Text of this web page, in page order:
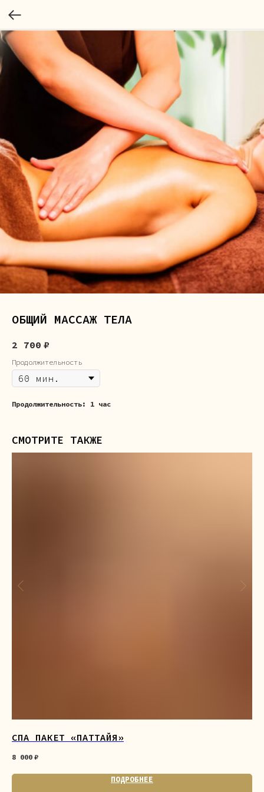
ОБЩИЙ МАССАЖ ТЕЛА
2 700 ₽
Продолжительность
Продолжительность: 1 час
СМОТРИТЕ ТАКЖЕ
СПА ПАКЕТ «ПАТТАЙЯ»
8 000 ₽
ПОДРОБНЕЕ